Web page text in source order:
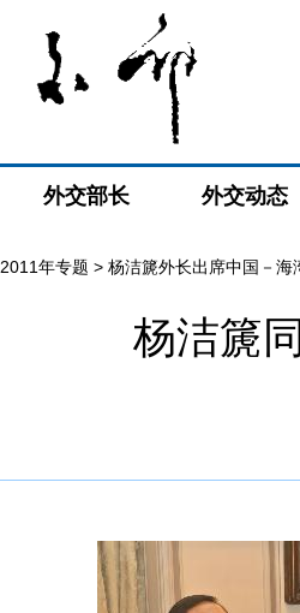
外交部长 外交动态
2011年专题 > 杨洁篪外长出席中国－
杨洁篪